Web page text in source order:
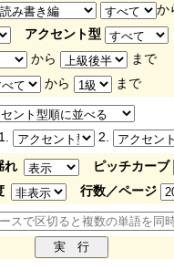
か
アクセント型
から
まで
から
まで
1.
2.
れ
ピッチカーブ
行数／ページ